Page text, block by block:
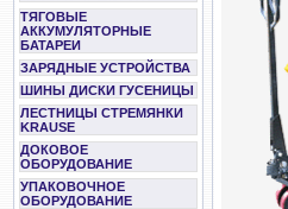
ТЯГОВЫЕ
АККУМУЛЯТОРНЫЕ
БАТАРЕИ
ЗАРЯДНЫЕ УСТРОЙСТВА
ШИНЫ ДИСКИ ГУСЕНИЦЫ
ЛЕСТНИЦЫ СТРЕМЯНКИ
KRAUSE
ДОКОВОЕ
ОБОРУДОВАНИЕ
УПАКОВОЧНОЕ
ОБОРУДОВАНИЕ